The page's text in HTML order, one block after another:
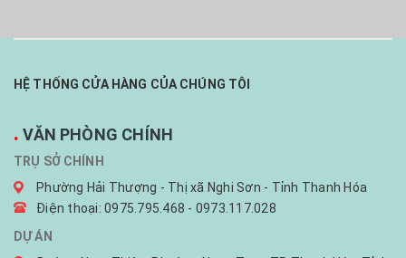
HỆ THỐNG CỬA HÀNG CỦA CHÚNG TÔI
. VĂN PHÒNG CHÍNH
TRỤ SỞ CHÍNH
Phường Hải Thượng - Thị xã Nghi Sơn - Tỉnh Thanh Hóa
Điện thoại: 0975.795.468 - 0973.117.028
DỰ ÁN